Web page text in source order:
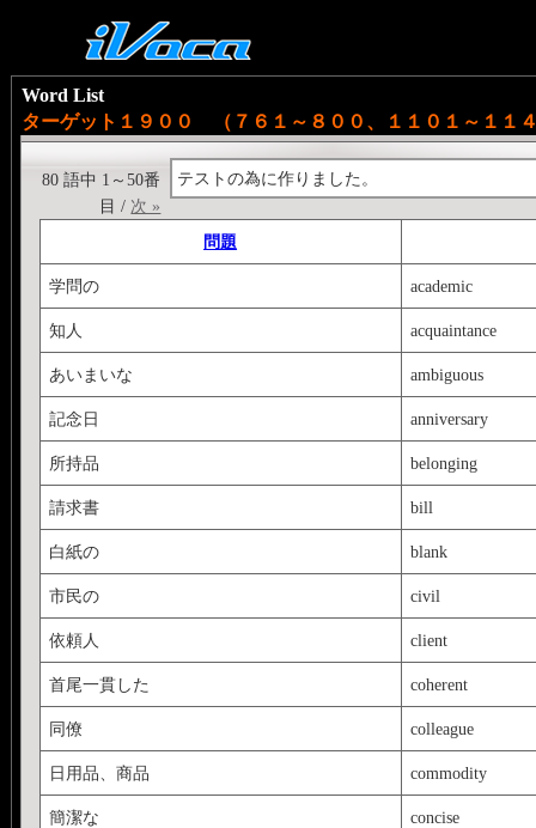
Word List
ターゲット１９００ （７６１～８００、１１０１～１１
テストの為に作りました。
80 語中 1～50番
目 / 次 »
問題
学問の academic
知人 acquaintance
あいまいな ambiguous
記念日 anniversary
所持品 belonging
請求書 bill
白紙の blank
市民の civil
依頼人 client
首尾一貫した coherent
同僚 colleague
日用品、商品 commodity
簡潔な concise